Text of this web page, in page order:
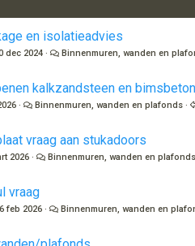
en isolatieadvies
dec 2024 Binnenmuren, wanden en
kalkzandsteen en
Binnenmuren, wanden en plafonds
vraag aan stukadoors
2026 Binnenmuren, wanden en plafonds
vraag
6 feb 2026 Binnenmuren, wanden en